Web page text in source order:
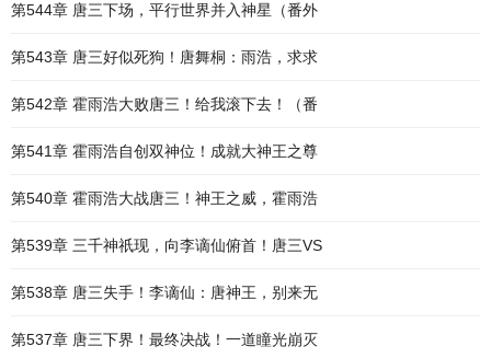
第544章 唐三下场，平行世界并入神星（番外
第543章 唐三好似死狗！唐舞桐：雨浩，求求
第542章 霍雨浩大败唐三！给我滚下去！（番
第541章 霍雨浩自创双神位！成就大神王之尊
第540章 霍雨浩大战唐三！神王之威，霍雨浩
第539章 三千神祇现，向李谪仙俯首！唐三VS
第538章 唐三失手！李谪仙：唐神王，别来无
第537章 唐三下界！最终决战！一道瞳光崩灭